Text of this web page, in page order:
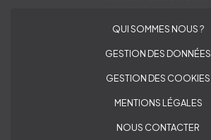
QUI SOMMES NOUS ?
GESTION DES DONNÉES
GESTION DES COOKIES
MENTIONS LÉGALES
NOUS CONTACTER